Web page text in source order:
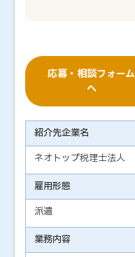
応募・相談フォーム
へ
紹介先企業名
ネオトップ税理士法人
雇用形態
派遣
業務内容